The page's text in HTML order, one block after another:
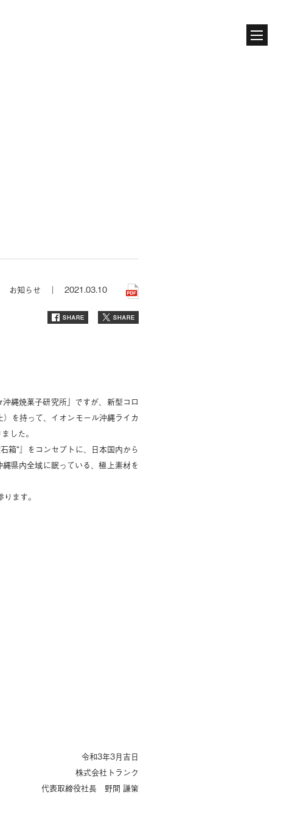
お知らせ ｜ 2021.03.10
縄焼菓子研究所」ですが、新型コロ
を持って、イオンモール沖縄ライカ
した。
箱“』をコンセプトに、日本国内から
県内全域に眠っている、極上素材を
ます。
令和3年3月吉日
株式会社トランク
代表取締役社長 野間 謙策